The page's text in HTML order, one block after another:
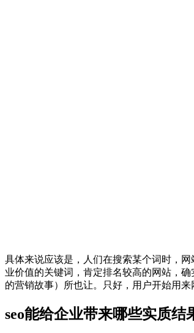
具体来说应该是，人们在搜索某个词时，
业价值的关键词，肯定排名较高的网站，
的营销故事）所也让。只好，用户开始用
seo能给企业带来哪些实质结